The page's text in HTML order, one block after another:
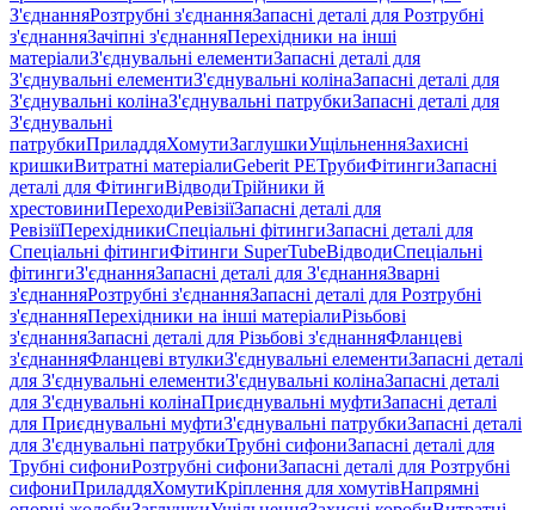
З'єднанняРозтрубні з'єднанняЗапасні деталі для Розтрубні
з'єднанняЗачіпні з'єднанняПерехідники на інші
матеріалиЗ'єднувальні елементиЗапасні деталі для
З'єднувальні елементиЗ'єднувальні колінаЗапасні деталі для
З'єднувальні колінаЗ'єднувальні патрубкиЗапасні деталі для
З'єднувальні
патрубкиПриладдяХомутиЗаглушкиУщільненняЗахисні
кришкиВитратні матеріалиGeberit PEТрубиФітингиЗапасні
деталі для ФітингиВідводиТрійники й
хрестовиниПереходиРевізіїЗапасні деталі для
РевізіїПерехідникиСпеціальні фітингиЗапасні деталі для
Спеціальні фітингиФітинги SuperTubeВідводиСпеціальні
фітингиЗ'єднанняЗапасні деталі для З'єднанняЗварні
з'єднанняРозтрубні з'єднанняЗапасні деталі для Розтрубні
з'єднанняПерехідники на інші матеріалиРізьбові
з'єднанняЗапасні деталі для Різьбові з'єднанняФланцеві
з'єднанняФланцеві втулкиЗ'єднувальні елементиЗапасні деталі
для З'єднувальні елементиЗ'єднувальні колінаЗапасні деталі
для З'єднувальні колінаПриєднувальні муфтиЗапасні деталі
для Приєднувальні муфтиЗ'єднувальні патрубкиЗапасні деталі
для З'єднувальні патрубкиТрубні сифониЗапасні деталі для
Трубні сифониРозтрубні сифониЗапасні деталі для Розтрубні
сифониПриладдяХомутиКріплення для хомутівНапрямні